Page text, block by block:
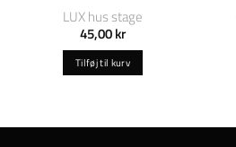
LUX hus stage
45,00kr
Tilføj til kurv